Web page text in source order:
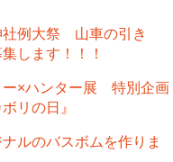
社例大祭 山車の引き
します！！！
ー×ハンター展 特別企画
ボリの日』
ルのバスボムを作りま